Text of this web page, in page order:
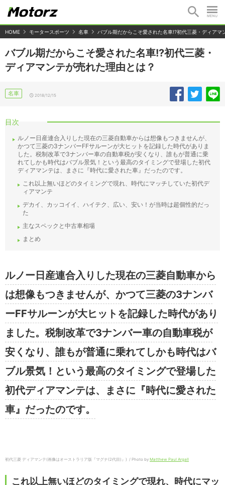
HOME モータースポーツ 名車 バブル期だからこそ愛された名車!?初代三菱・ディアマ
バブル期だからこそ愛された名車!?初代三菱・
ディアマンテが売れた理由とは？
名車 2018/12/15
目次
ルノー日産連合入りした現在の三菱自動車からは想像もつきませんが、
かつて三菱の3ナンバーFFサルーンが大ヒットを記録した時代がありま
した。税制改革で3ナンバー車の自動車税が安くなり、誰もが普通に乗
れてしかも時代はバブル景気！という最高のタイミングで登場した初代
ディアマンテは、まさに『時代に愛された車』だったのです。
これ以上無いほどのタイミングで現れ、時代にマッチしていた初代デ
ィアマンテ
デカイ、カッコイイ、ハイテク、広い、安い！が当時は超個性的だっ
た
主なスペックと中古車相場
まとめ
ルノー日産連合入りした現在の三菱自動車から
は想像もつきませんが、かつて三菱の3ナンバ
ーFFサルーンが大ヒットを記録した時代があり
ました。税制改革で3ナンバー車の自動車税が
安くなり、誰もが普通に乗れてしかも時代はバ
ブル景気！という最高のタイミングで登場した
初代ディアマンテは、まさに『時代に愛された
車』だったのです。
初代三菱 ディアマンテ(画像はオーストラリア版『マグナ(2代目)』) / Photo by Matthew Paul Argall
これ以上無いほどのタイミングで現れ、時代にマッ